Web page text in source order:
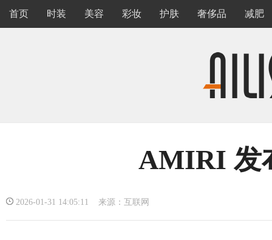
首页 时装 美容 彩妆 护肤 奢侈品 减肥
AMIRI 发
2026-01-31 14:05:11 来源：互联网